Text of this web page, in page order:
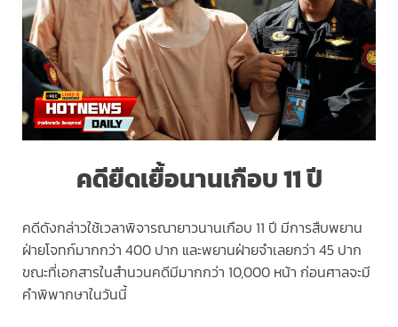
คดียืดเยื้อนานเกือบ 11 ปี
คดีดังกล่าวใช้เวลาพิจารณายาวนานเกือบ 11 ปี มีการสืบพยาน
ฝ่ายโจทก์มากกว่า 400 ปาก และพยานฝ่ายจำเลยกว่า 45 ปาก
ขณะที่เอกสารในสำนวนคดีมีมากกว่า 10,000 หน้า ก่อนศาลจะมี
คำพิพากษาในวันนี้